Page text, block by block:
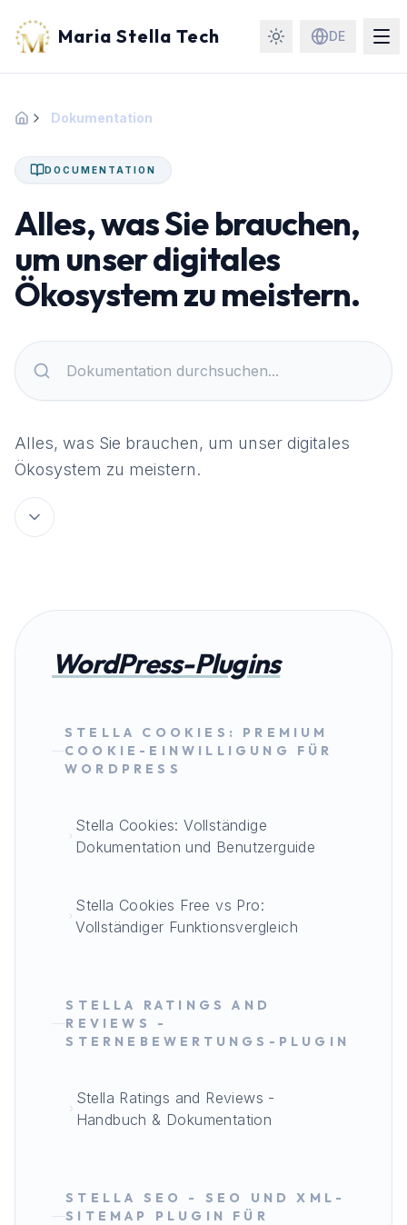
Maria Stella Tech DE
Dokumentation
DOCUMENTATION
Alles, was Sie brauchen,
um unser digitales
Ökosystem zu meistern.
Alles, was Sie brauchen, um unser digitales
Ökosystem zu meistern.
WordPress-Plugins
STELLA COOKIES: PREMIUM
COOKIE-EINWILLIGUNG FÜR
WORDPRESS
Stella Cookies: Vollständige
Dokumentation und Benutzerguide
Stella Cookies Free vs Pro:
Vollständiger Funktionsvergleich
STELLA RATINGS AND
REVIEWS -
STERNEBEWERTUNGS-PLUGIN
Stella Ratings and Reviews -
Handbuch & Dokumentation
STELLA SEO - SEO UND XML-
SITEMAP PLUGIN FÜR